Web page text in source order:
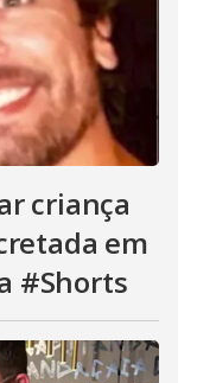
criança
em
#Shorts